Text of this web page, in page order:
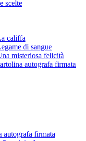
scelte
califfa
di sangue
misteriosa felicità
autografa firmata
autografa firmata